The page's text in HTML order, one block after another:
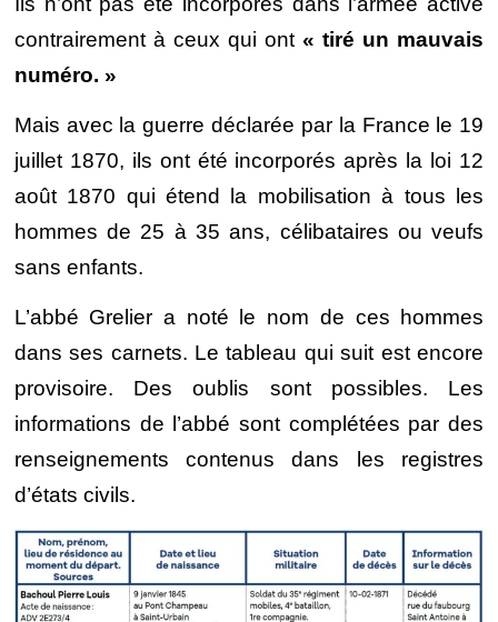
contrairement à ceux qui ont« tiré un mauvais
numéro. »
Mais avec la guerre déclarée par la France le 19
juillet 1870, ils ont été incorporés après la loi 12
août 1870 qui étend la mobilisation à tous les
hommes de 25 à 35 ans, célibataires ou veufs
sans enfants.
L’abbé Grelier a noté le nom de ces hommes
dans ses carnets. Le tableau qui suit est encore
provisoire. Des oublis sont possibles. Les
informations de l’abbé sont complétées par des
renseignements contenus dans les registres
d’états civils.